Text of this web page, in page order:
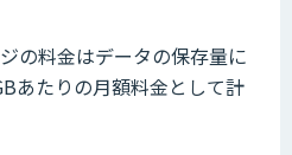
の料金はデータの保存量に
あたりの月額料金として計